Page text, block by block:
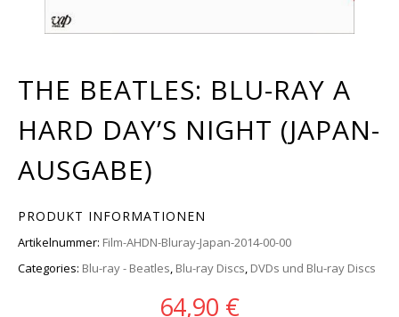
THE BEATLES: BLU-RAY A
HARD DAY’S NIGHT (JAPAN-
AUSGABE)
PRODUKT INFORMATIONEN
Artikelnummer: Film-AHDN-Bluray-Japan-2014-00-00
Categories: Blu-ray - Beatles, Blu-ray Discs, DVDs und Blu-ray Discs
64,90 €